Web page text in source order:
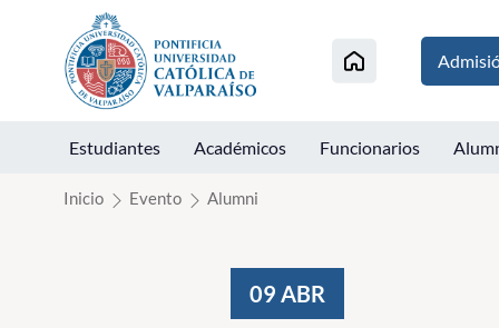
Click acá para ir directamente al contenido
Estudiantes Académicos Funcionarios
Inicio Evento Alumni
09 ABR